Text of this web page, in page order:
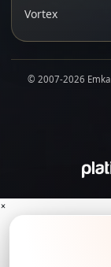
Vortex
© 2007-2026 Emka
×